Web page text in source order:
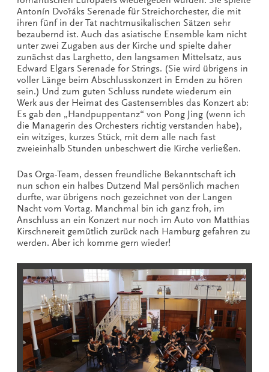
Antonín Dvořáks Serenade für Streichorchester, die mit
ihren fünf in der Tat nachtmusikalischen Sätzen sehr
bezaubernd ist. Auch das asiatische Ensemble kam nicht
unter zwei Zugaben aus der Kirche und spielte daher
zunächst das Larghetto, den langsamen Mittelsatz, aus
Edward Elgars Serenade for Strings. (Sie wird übrigens in
voller Länge beim Abschlusskonzert in Emden zu hören
sein.) Und zum guten Schluss rundete wiederum ein
Werk aus der Heimat des Gastensembles das Konzert ab:
Es gab den „Handpuppentanz“ von Pong Jing (wenn ich
die Managerin des Orchesters richtig verstanden habe),
ein witziges, kurzes Stück, mit dem alle nach fast
zweieinhalb Stunden unbeschwert die Kirche verließen.
Das Orga-Team, dessen freundliche Bekanntschaft ich
nun schon ein halbes Dutzend Mal persönlich machen
durfte, war übrigens noch gezeichnet von der Langen
Nacht vom Vortag. Manchmal bin ich ganz froh, im
Anschluss an ein Konzert nur noch im Auto von Matthias
Kirschnereit gemütlich zurück nach Hamburg gefahren zu
werden. Aber ich komme gern wieder!